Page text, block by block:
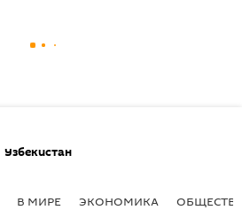
Узбекистан
В МИРЕ ЭКОНОМИКА